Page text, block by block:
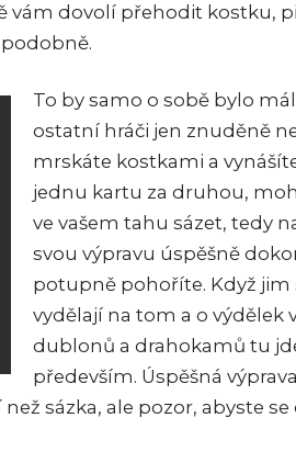
vám dovolí přehodit kostku,
To by samo o sobě bylo
ostatní hráči jen znuděně
mrskáte kostkami a
jednu kartu za druhou,
ve vašem tahu sázet, tedy
svou výpravu úspěšně
potupně pohoříte. Když jim
vydělají na tom a o výdělek
dublonů a drahokamů tu
především. Úspěšná
sázka, ale pozor, abyste se